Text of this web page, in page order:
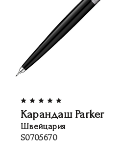
Карандаш Parker
Швейцария
S0705670